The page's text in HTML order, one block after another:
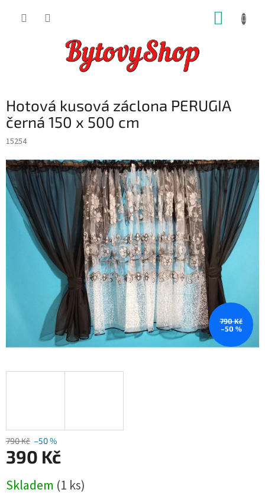
Hotová kusová záclona PERUGIA
černá 150 x 500 cm
15254
790 Kč
–50 %
790 Kč –50 %
390 Kč
cena:
Skladem (1 ks)